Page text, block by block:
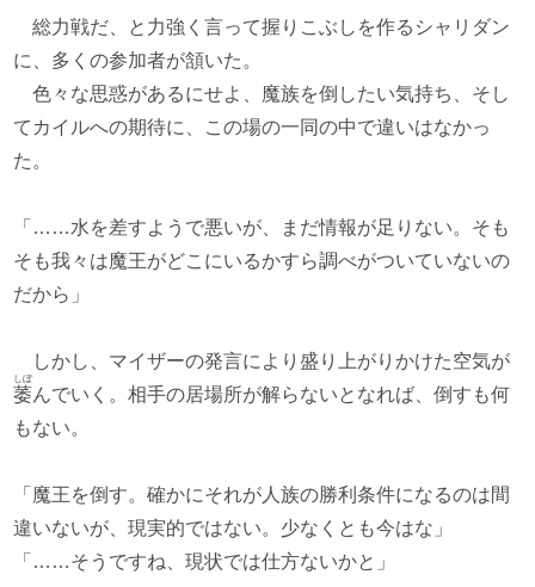
総力戦だ、と力強く言って握りこぶしを作るシャリダン
に、多くの参加者が頷いた。
色々な思惑があるにせよ、魔族を倒したい気持ち、そし
てカイルへの期待に、この場の一同の中で違いはなかっ
た。
「……水を差すようで悪いが、まだ情報が足りない。そも
そも我々は魔王がどこにいるかすら調べがついていないの
だから」
しかし、マイザーの発言により盛り上がりかけた空気が
萎
しぼ
んでいく。相手の居場所が解らないとなれば、倒すも何
もない。
「魔王を倒す。確かにそれが人族の勝利条件になるのは間
違いないが、現実的ではない。少なくとも今はな」
「……そうですね、現状では仕方ないかと」